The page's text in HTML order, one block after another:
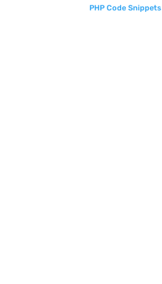
PHP Code Snippets